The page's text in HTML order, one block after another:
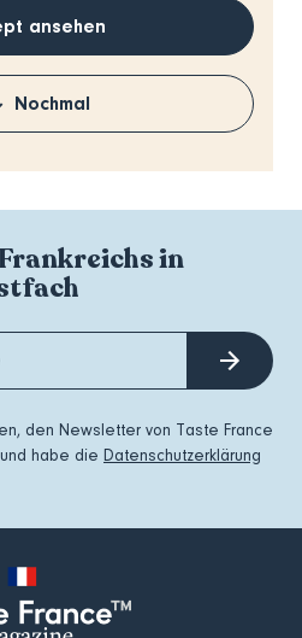
ansehen
Nochmal
in
den Newsletter von Taste France
habe die Datenschutzerklärung